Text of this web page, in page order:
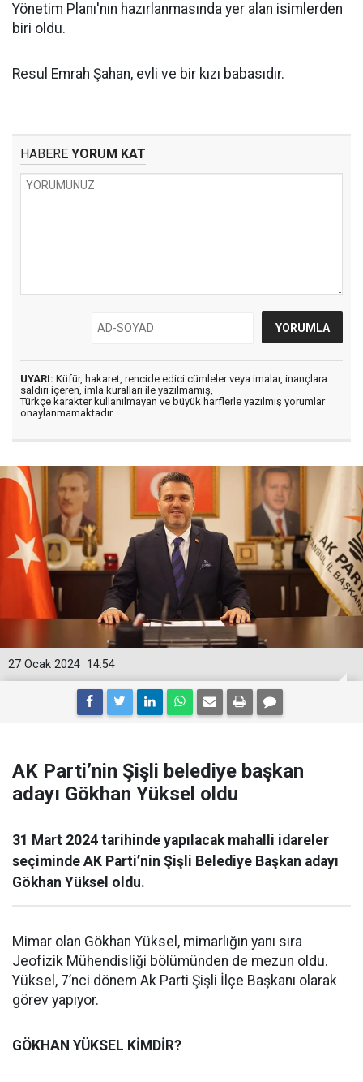
Yönetim Planı'nın hazırlanmasında yer alan isimlerden
biri oldu.
Resul Emrah Şahan, evli ve bir kızı babasıdır.
HABERE YORUM KAT
UYARI: Küfür, hakaret, rencide edici cümleler veya imalar, inançlara
saldırı içeren, imla kuralları ile yazılmamış,
Türkçe karakter kullanılmayan ve büyük harflerle yazılmış yorumlar
onaylanmamaktadır.
14:54
27 Ocak 2024
AK Parti’nin Şişli belediye başkan
adayı Gökhan Yüksel oldu
31 Mart 2024 tarihinde yapılacak mahalli idareler
seçiminde AK Parti’nin Şişli Belediye Başkan adayı
Gökhan Yüksel oldu.
Mimar olan Gökhan Yüksel, mimarlığın yanı sıra
Jeofizik Mühendisliği bölümünden de mezun oldu.
Yüksel, 7’nci dönem Ak Parti Şişli İlçe Başkanı olarak
görev yapıyor.
GÖKHAN YÜKSEL KİMDİR?